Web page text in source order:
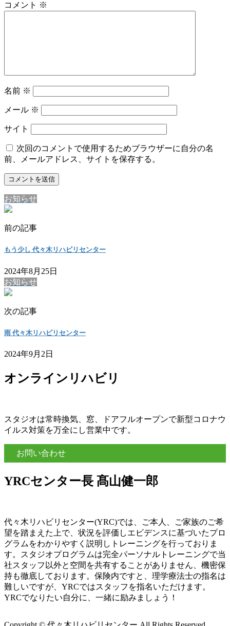
コメント ※
名前 ※
メール ※
サイト
次回のコメントで使用するためブラウザーに自分の名
前、メールアドレス、サイトを保存する。
お知らせ
前の記事
もう少し 代々木リハビリセンター
2024年8月25日
お知らせ
次の記事
雨 代々木リハビリセンター
2024年9月2日
オンラインリハビリ
スタジオは常時換気、窓、ドアフルオープンで新型コロナウ
イルス対策を万全にし営業中です。
お問い合わせ
YRCセンター長 髙山健一郎
代々木リハビリセンター(YRC)では、ご本人、ご家族のご希
望を踏まえた上で、状況を評価しエビデンスに基づいたプロ
グラムをわかりやすく説明しトレーニングを行っておりま
す。スタジオプログラムは完全パーソナルトレーニングで当
社スタッフ以外と空間を共有することがありません、機密保
持も徹底しております。保険内ですと、理学療法士の指名は
難しいですが、YRCではスタッフを指名いただけます。
YRCでなりたい自分に、一緒に励みましょう！